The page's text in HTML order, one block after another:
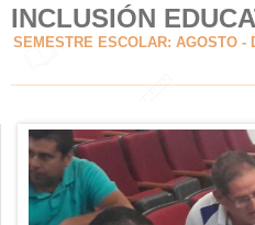
Acerca de
Servicios
INCLUSIÓN
SEMESTRE ESCOLAR: AGOSTO -